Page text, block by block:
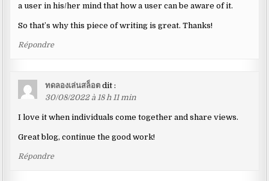
a user in his/her mind that how a user can be aware of it.
So that’s why this piece of writing is great. Thanks!
Répondre
ทดลองเล่นสล็อต dit :
30/08/2022 à 18 h 11 min
I love it when individuals come together and share views.
Great blog, continue the good work!
Répondre